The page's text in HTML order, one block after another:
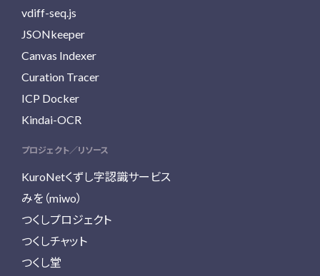
vdiff-seq.js
JSONkeeper
Canvas Indexer
Curation Tracer
ICP Docker
Kindai-OCR
プロジェクト／リソース
KuroNetくずし字認識サービス
みを（miwo）
つくしプロジェクト
つくしチャット
つくし堂